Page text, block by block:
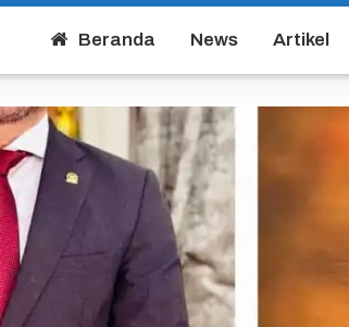
Beranda News Artikel